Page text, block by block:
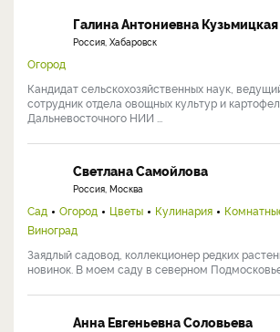
Галина Антониевна Кузьмицкая
Россия, Хабаровск
Огород
Кандидат сельскохозяйственных наук,
сотрудник отдела овощных культур и
Дальневосточного НИИ ...
Светлана Самойлова
Россия, Москва
Сад Огород Цветы Кулинария
Виноград
Заядлый садовод, коллекционер редких
новинок. В моем саду в северном Подмосковье
Анна Евгеньевна Соловьева